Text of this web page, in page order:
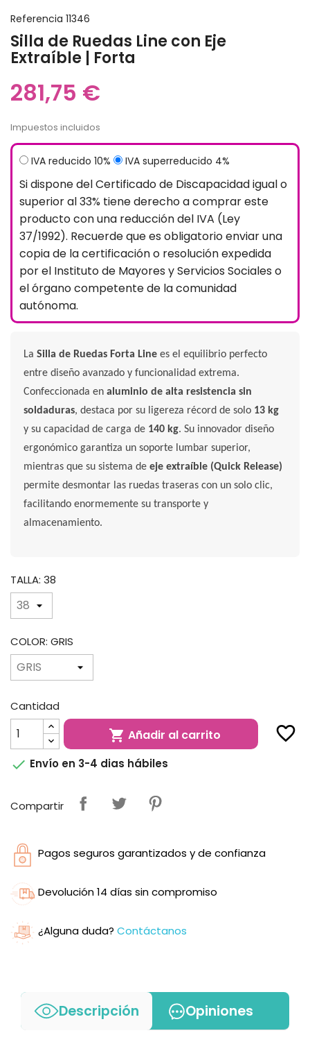
Referencia 11346
Silla de Ruedas Line con Eje
Extraíble | Forta
281,75 €
Impuestos incluidos
IVA reducido 10% IVA superreducido 4%
Si dispone del Certificado de Discapacidad igual o
superior al 33% tiene derecho a comprar este
producto con una reducción del IVA (Ley
37/1992). Recuerde que es obligatorio enviar una
copia de la certificación o resolución expedida
por el Instituto de Mayores y Servicios Sociales o
el órgano competente de la comunidad
autónoma.
LaSilla de Ruedas Forta Line es el equilibrio perfecto
entre diseño avanzado y funcionalidad extrema.
Confeccionada enaluminio de alta resistencia sin
soldaduras, destaca por su ligereza récord de solo 13 kg
y su capacidad de carga de 140 kg. Su innovador diseño
ergonómico garantiza un soporte lumbar superior,
mientras que su sistema deeje extraíble (Quick Release)
permite desmontar las ruedas traseras con un solo clic,
facilitando enormemente su transporte y
almacenamiento.
TALLA: 38
COLOR: GRIS
Cantidad
 Añadir al carrito favorite_border
 Envío en 3-4 dias hábiles
Compartir
Pagos seguros garantizados y de confianza
Devolución 14 días sin compromiso
¿Alguna duda? Contáctanos
Descripción Opiniones